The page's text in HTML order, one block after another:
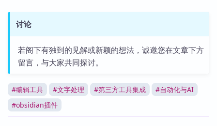
讨论
若阁下有独到的见解或新颖的想法，诚邀您在文章下方
留言，与大家共同探讨。
#编辑工具 #文字处理 #第三方工具集成 #自动化与AI
#obsidian插件